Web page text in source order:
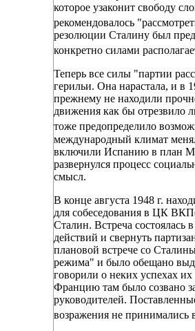
которое узаконит свободу
рекомендовалось
резолюции Сталину был
конкретно силами
Теперь все силы "партии
герильи. Она нарастала, и в
прежнему не находили
движения как бы отрезвило
тоже предопределило
международный климат
включили Испанию в план
развернулся процесс
смысл.
В конце августа 1948 г.
для собеседования в ЦК
Сталин. Встреча
действий и свернуть
плановой встрече со
режима" и было обещано
говорили о неких успехах
Францию там было созвано
руководителей.
возражения не